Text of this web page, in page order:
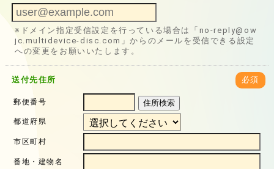
※ドメイン指定受信設定を行っている場合は「no-reply@ow
jc.multidevice-disc.com」からのメールを受信できる設定
への変更をお願いいたします。
送付先住所 必須
郵便番号 住所検索
都道府県
市区町村
番地・建物名